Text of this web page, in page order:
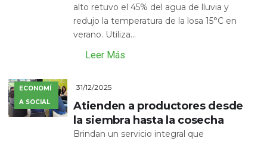
alto retuvo el 45% del agua de lluvia y
redujo la temperatura de la losa 15°C en
verano. Utiliza...
Leer Más
ECONOMÍ
A SOCIAL
31/12/2025
Atienden a productores desde
la siembra hasta la cosecha
Brindan un servicio integral que